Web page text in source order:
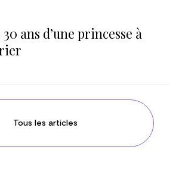
30 ans d’une princesse à
Tous les articles